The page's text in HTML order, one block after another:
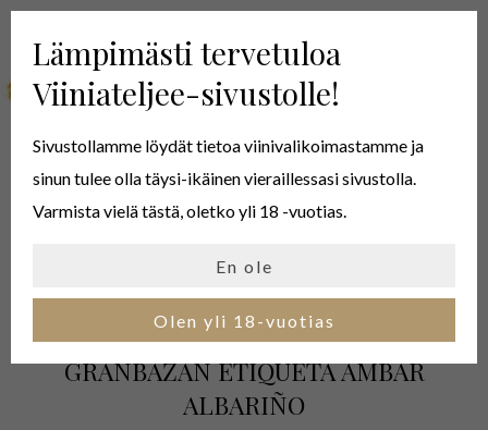
ÁMBAR
HAKUKRITEERIT
GRANBAZÁN ETIQUETA ÁMBAR
ALBARIÑO
Lämpimästi tervetuloa
Viiniateljee-sivustolle!
Sivustollamme löydät tietoa viinivalikoimastamme ja
sinun tulee olla täysi-ikäinen vieraillessasi sivustolla.
Varmista vielä tästä, oletko yli 18 -vuotias.
En ole
Olen yli 18-vuotias